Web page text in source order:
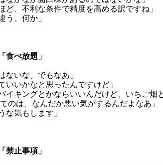
、不利な条件で精度を高める訳ですね」
、何か」
べ放題」
いな。でもなあ」
いかなと思ったんですけど」
イキングとかならいいんだけど、いちご畑
、なんだか悪い気がするんだよなあ」
気もします」
止事項」